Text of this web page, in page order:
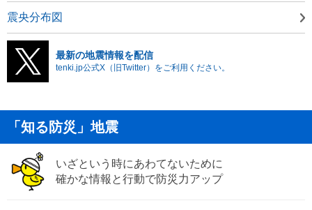
震央分布図
最新の地震情報を配信
tenki.jp公式X（旧Twitter）をご利用ください。
「知る防災」地震
いざという時にあわてないために
確かな情報と行動で防災力アップ